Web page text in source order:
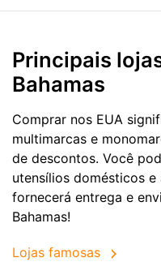
Principais
Bahamas
Comprar nos EUA
multimarcas e
de descontos. Você
utensílios domésticos
fornecerá entrega e
Bahamas!
Lojas famosas